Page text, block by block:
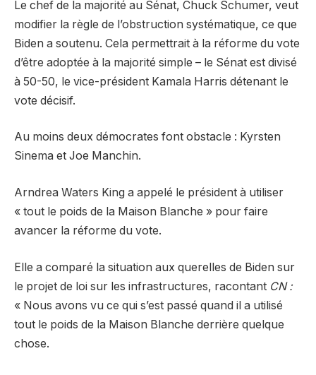
Le chef de la majorité au Sénat, Chuck Schumer, veut
modifier la règle de l’obstruction systématique, ce que
Biden a soutenu. Cela permettrait à la réforme du vote
d’être adoptée à la majorité simple – le Sénat est divisé
à 50-50, le vice-président Kamala Harris détenant le
vote décisif.
Au moins deux démocrates font obstacle : Kyrsten
Sinema et Joe Manchin.
Arndrea Waters King a appelé le président à utiliser
« tout le poids de la Maison Blanche » pour faire
avancer la réforme du vote.
Elle a comparé la situation aux querelles de Biden sur
le projet de loi sur les infrastructures, racontant CN :
« Nous avons vu ce qui s’est passé quand il a utilisé
tout le poids de la Maison Blanche derrière quelque
chose.